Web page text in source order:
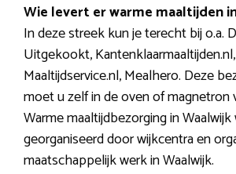
Wie levert er warme maaltijden
In deze streek kun je terecht bij o.a.
Uitgekookt,
Maaltijdservice.nl, Mealhero. Deze
moet u zelf in de oven of magnetron
Warme maaltijdbezorging in
georganiseerd door wijkcentra en
maatschappelijk werk in Waalwijk.